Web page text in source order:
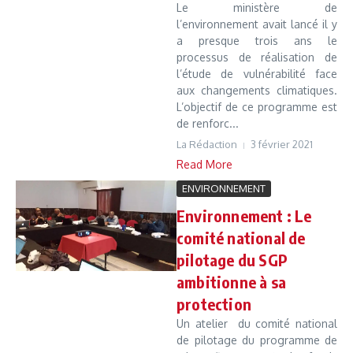
Le ministère de
l’environnement avait lancé il y
a presque trois ans le
processus de réalisation de
l’étude de vulnérabilité face
aux changements climatiques.
L’objectif de ce programme est
de renforc...
La Rédaction 3 février 2021
Read More
ENVIRONNEMENT
Environnement : Le
comité national de
pilotage du SGP
ambitionne à sa
protection
Un atelier du comité national
de pilotage du programme de